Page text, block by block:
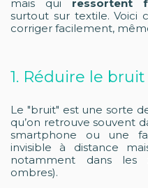
mais qui ressortent
surtout sur textile. Voici
corriger facilement,
1. Réduire le
Le "bruit" est une sorte
qu’on retrouve souvent
smartphone ou une
invisible à distance
notamment dans les
ombres).